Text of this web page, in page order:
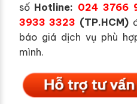
số Hotline: 024 3766
3933 3323 (TP.HCM)
báo giá dịch vụ phù
mình.